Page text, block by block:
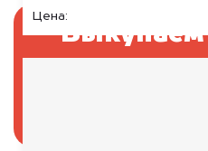
Цена:
Выкупаем